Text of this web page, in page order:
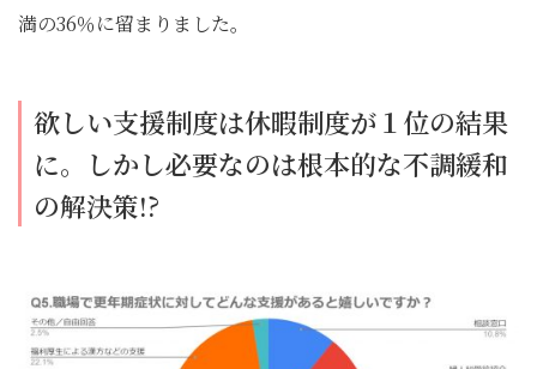
満の36％に留まりました。
欲しい支援制度は休暇制度が１位の結果
に。しかし必要なのは根本的な不調緩和
の解決策!?